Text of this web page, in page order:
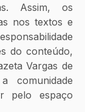
Assim, os
nos textos e
do conteúdo,
Vargas de
comunidade
pelo espaço